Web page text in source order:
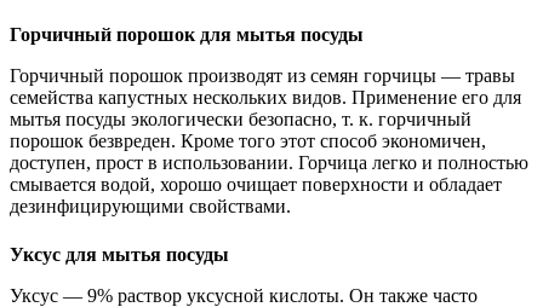
Горчичный порошок для мытья посуды
Горчичный порошок производят из семян горчицы — травы
семейства капустных нескольких видов. Применение его для
мытья посуды экологически безопасно, т. к. горчичный
порошок безвреден. Кроме того этот способ экономичен,
доступен, прост в использовании. Горчица легко и полностью
смывается водой, хорошо очищает поверхности и обладает
дезинфицирующими свойствами.
Уксус для мытья посуды
Уксус — 9% раствор уксусной кислоты. Он также часто